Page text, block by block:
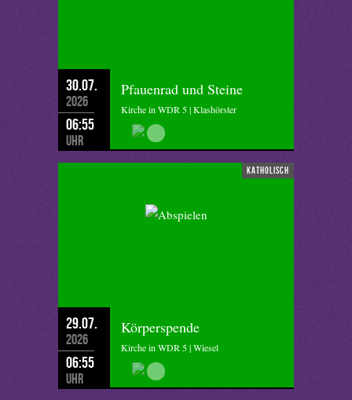
30.07.
2026
06:55
Uhr
Pfauenrad und Steine
Kirche in WDR 5 | Klashörster
katholisch
29.07.
2026
06:55
Uhr
Körperspende
Kirche in WDR 5 | Wiesel